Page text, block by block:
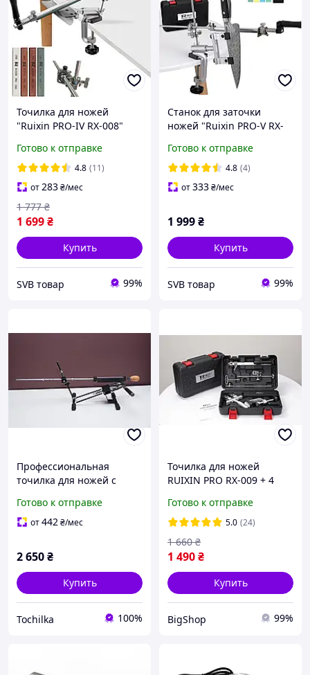
Точилка для ножей
"Ruixin PRO-IV RX-008"
механизм, 4 камня)
Готово к отправке
4.8 (11)
от283₴/мес
1 699₴
1 777 ₴
Купить
SVB товар 99%
Станок для заточки
ножей "Ruixin PRO-V RX-
поворотный механизм, 4
камня)
Готово к отправке
4.8 (4)
от333₴/мес
1 999₴
Купить
SVB товар 99%
Профессиональная
точилка для ножей с
Код/Артикул
Готово к отправке
от442₴/мес
2 650₴
Купить
Tochilka 100%
Точилка для ножей
RUIXIN PRO RX-009 + 4
механизмом Новинка
2024 г.
Готово к отправке
5.0 (24)
1 490₴
1 660 ₴
Купить
BigShop 99%